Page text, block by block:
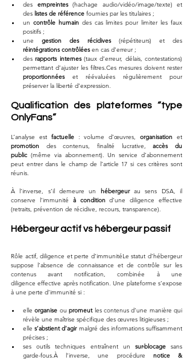
des empreintes (hachage audio/vidéo/image/texte) et
des listes de référence fournies par les titulaires ;
un contrôle humain des cas limites pour limiter les faux
positifs ;
une gestion des récidives
réintégrations contrôlées en cas d’erreur ;
des rapports internes (taux d’erreur, délais, contestations)
permettant d’ajuster les filtres.Ces mesures doivent rester
proportionnées et réévaluées régulièrement pour
préserver la liberté d’expression.
Qualification des plateformes “type
OnlyFans”
L’analyse est factuelle : volume d’œuvres, organisation
promotion des contenus, finalité lucrative, accès du
public (même via abonnement). Un service d’abonnement
peut entrer dans le champ de l’article 17 si ces critères sont
réunis.
À l’inverse, s’il demeure un hébergeur au sens DSA, il
conserve l’immunité à condition d’une diligence effective
(retraits, prévention de récidive, recours, transparence).
Hébergeur actif vs hébergeur passif
Rôle actif, diligence et perte d’immunitéLe statut d’hébergeur
suppose l’absence de connaissance et de contrôle sur les
contenus avant notification, combinée à une
diligence effective après notification. Une plateforme s’expose
à une perte d’immunité si :
elle organise ou promeut les contenus d’une manière qui
révèle une maîtrise spécifique des œuvres litigieuses ;
elle s’abstient d’agir malgré des informations suffisamment
précises ;
ses outils techniques entraînent un sur-blocage sans
garde-fous.À l’inverse, une procédure notice &